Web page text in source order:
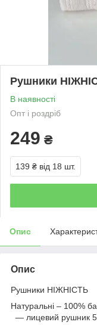
Рушники
В наявності
Опт і роздріб
249 ₴
139 ₴ від 18 шт.
Опис
Опис
Рушники НІЖНІСТЬ
Натуральні – 100%
— лицевий рушник